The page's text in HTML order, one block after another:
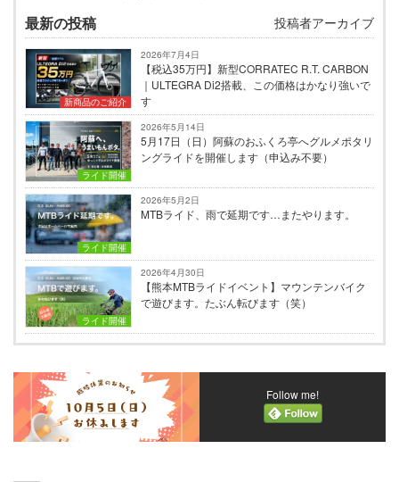
最新の投稿 投稿者アーカイブ
新商品のご紹介
2026年7月4日
【税込35万円】新型CORRATEC R.T. CARBON
｜ULTEGRA Di2搭載、この価格はかなり強いで
す
ライド開催
2026年5月14日
5月17日（日）阿蘇のおふくろ亭へグルメポタリ
ングライドを開催します（申込み不要）
ライド開催
2026年5月2日
MTBライド、雨で延期です…またやります。
ライド開催
2026年4月30日
【熊本MTBライドイベント】マウンテンバイク
で遊びます。たぶん転びます（笑）
Follow me!